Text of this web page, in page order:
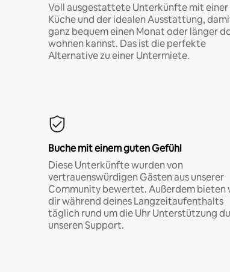
Voll ausgestattete Unterkünfte mit einer
Küche und der idealen Ausstattung,
ganz bequem einen Monat oder länger
wohnen kannst. Das ist die perfekte
Alternative zu einer Untermiete.
Buche mit einem guten Gefühl
Diese Unterkünfte wurden von
vertrauenswürdigen Gästen aus unserer
Community bewertet. Außerdem bieten
dir während deines Langzeitaufenthalts
täglich rund um die Uhr Unterstützung
unseren Support.